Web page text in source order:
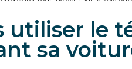
utiliser le
sa